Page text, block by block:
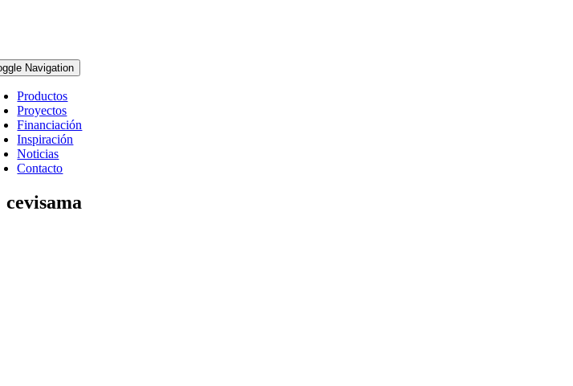
Navigation
Productos
Proyectos
Financiación
Inspiración
Noticias
Contacto
cevisama